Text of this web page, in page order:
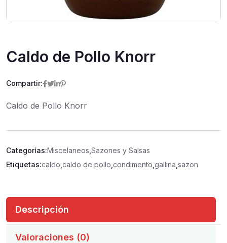
Caldo de Pollo Knorr
Compartir:
Caldo de Pollo Knorr
Categorías:Miscelaneos Sazones y Salsas
Etiquetas:caldo caldo de pollo condimento gallina sazon
Descripción
Valoraciones (0)